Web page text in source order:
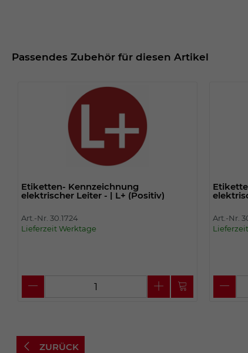
Passendes Zubehör für diesen Artikel
Etiketten- Kennzeichnung
elektrischer Leiter - | L+ (Positiv)
Art.-Nr. 30.1724
Lieferzeit Werktage
Art.-Nr.
ZURÜCK